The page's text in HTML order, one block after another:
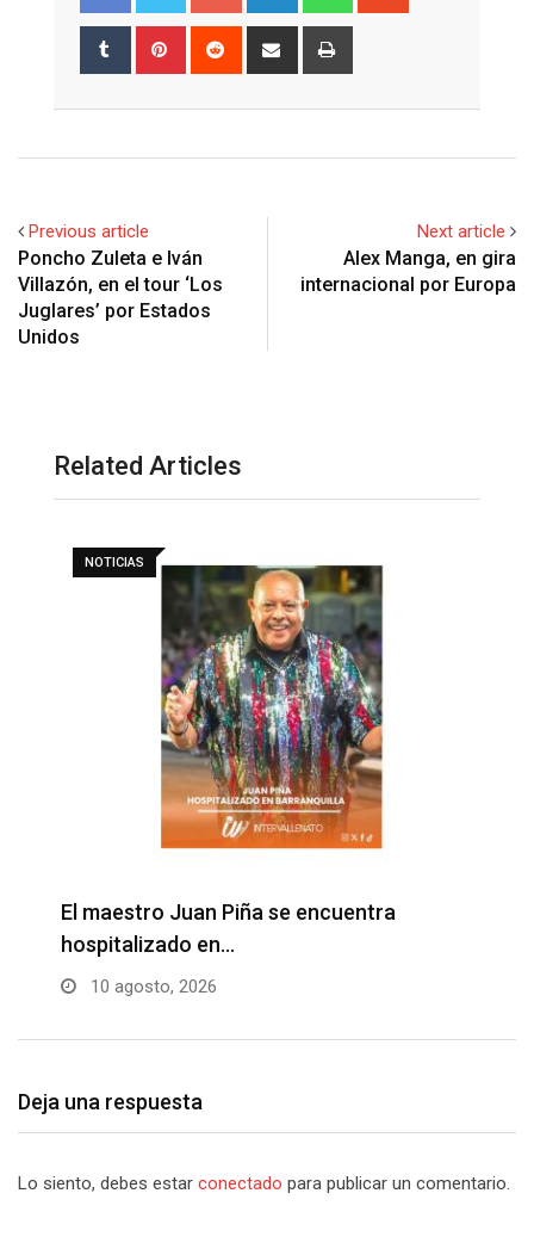
Tumblr Pinterest Reddit
Share
Previous article
Poncho Zuleta e Iván
Villazón, en el tour ‘Los
Juglares’ por Estados
Unidos
Next article
Alex Manga, en gira
internacional por Europa
Related Articles
NOTICIAS
El maestro Juan Piña se encuentra
hospitalizado en…
10 agosto, 2026
Deja una respuesta
Lo siento, debes estar conectado para publicar un comentario.